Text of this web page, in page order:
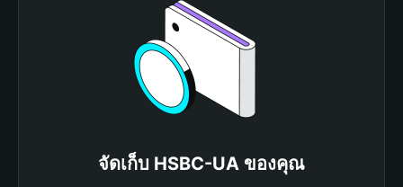
จัดเก็บ HSBC-UA ของคุณ